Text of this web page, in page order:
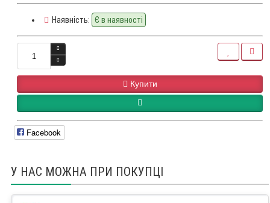
Наявність: Є в наявності
Купити
Facebook
У НАС МОЖНА ПРИ ПОКУПЦІ